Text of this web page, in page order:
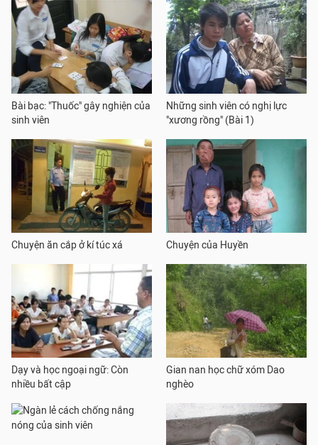
Bài bạc: "Thuốc" gây nghiện của
sinh viên
Những sinh viên có nghị lực
"xương rồng" (Bài 1)
Chuyện ăn cắp ở kí túc xá Chuyện của Huyền
Dạy và học ngoại ngữ: Còn
nhiều bất cập
Gian nan học chữ xóm Dao
nghèo